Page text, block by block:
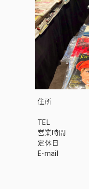
住所
TEL
営業時間
定休日
E-mail